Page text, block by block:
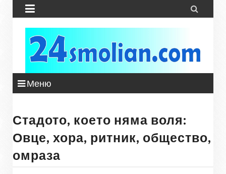
 
Меню
Стадото, което няма воля:
Овце, хора, ритник, общество,
омраза